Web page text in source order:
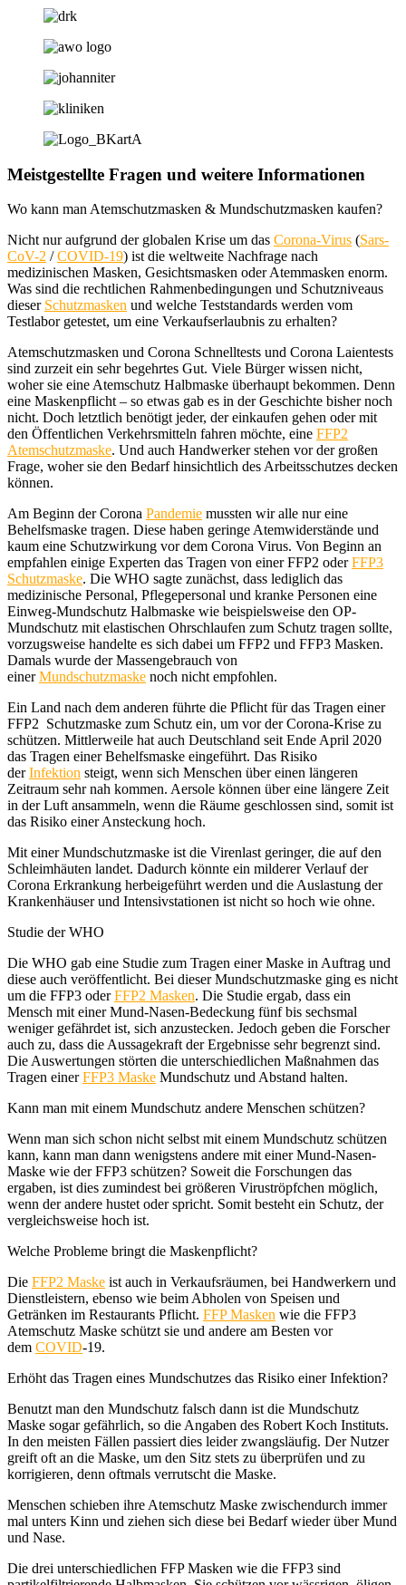
Meistgestellte Fragen und weitere Informationen
Wo kann man Atemschutzmasken & Mundschutzmasken kaufen?
Nicht nur aufgrund der globalen Krise um das Corona-Virus (Sars-
CoV-2 /COVID-19) ist die weltweite Nachfrage nach
medizinischen Masken, Gesichtsmasken oder Atemmasken enorm.
Was sind die rechtlichen Rahmenbedingungen und Schutzniveaus
dieser Schutzmasken und welche Teststandards werden vom
Testlabor getestet, um eine Verkaufserlaubnis zu erhalten?
Atemschutzmasken und Corona Schnelltests und Corona Laientests
sind zurzeit ein sehr begehrtes Gut. Viele Bürger wissen nicht,
woher sie eine Atemschutz Halbmaske überhaupt bekommen. Denn
eine Maskenpflicht – so etwas gab es in der Geschichte bisher noch
nicht. Doch letztlich benötigt jeder, der einkaufen gehen oder mit
den Öffentlichen Verkehrsmitteln fahren möchte, eine FFP2
Atemschutzmaske. Und auch Handwerker stehen vor der großen
Frage, woher sie den Bedarf hinsichtlich des Arbeitsschutzes decken
können.
Am Beginn der Corona Pandemie mussten wir alle nur eine
Behelfsmaske tragen. Diese haben geringe Atemwiderstände und
kaum eine Schutzwirkung vor dem Corona Virus. Von Beginn an
empfahlen einige Experten das Tragen von einer FFP2 oderFFP3
Schutzmaske. Die WHO sagte zunächst, dass lediglich das
medizinische Personal, Pflegepersonal und kranke Personen eine
Einweg-Mundschutz Halbmaske wie beispielsweise den OP-
Mundschutz mit elastischen Ohrschlaufen zum Schutz tragen sollte,
vorzugsweise handelte es sich dabei um FFP2 und FFP3 Masken.
Damals wurde der Massengebrauch von
einerMundschutzmaske noch nicht empfohlen.
Ein Land nach dem anderen führte die Pflicht für das Tragen einer
FFP2 Schutzmaske zum Schutz ein, um vor der Corona-Krise zu
schützen. Mittlerweile hat auch Deutschland seit Ende April 2020
das Tragen einer Behelfsmaske eingeführt. Das Risiko
derInfektion steigt, wenn sich Menschen über einen längeren
Zeitraum sehr nah kommen. Aersole können über eine längere Zeit
in der Luft ansammeln, wenn die Räume geschlossen sind, somit ist
das Risiko einer Ansteckung hoch.
Mit einer Mundschutzmaske ist die Virenlast geringer, die auf den
Schleimhäuten landet. Dadurch könnte ein milderer Verlauf der
Corona Erkrankung herbeigeführt werden und die Auslastung der
Krankenhäuser und Intensivstationen ist nicht so hoch wie ohne.
Studie der WHO
Die WHO gab eine Studie zum Tragen einer Maske in Auftrag und
diese auch veröffentlicht. Bei dieser Mundschutzmaske ging es nicht
um die FFP3 oderFFP2 Masken. Die Studie ergab, dass ein
Mensch mit einer Mund-Nasen-Bedeckung fünf bis sechsmal
weniger gefährdet ist, sich anzustecken. Jedoch geben die Forscher
auch zu, dass die Aussagekraft der Ergebnisse sehr begrenzt sind.
Die Auswertungen störten die unterschiedlichen Maßnahmen das
Tragen einerFFP3 Maske Mundschutz und Abstand halten.
Kann man mit einem Mundschutz andere Menschen schützen?
Wenn man sich schon nicht selbst mit einem Mundschutz schützen
kann, kann man dann wenigstens andere mit einer Mund-Nasen-
Maske wie der FFP3 schützen? Soweit die Forschungen das
ergaben, ist dies zumindest bei größeren Viruströpfchen möglich,
wenn der andere hustet oder spricht. Somit besteht ein Schutz, der
vergleichsweise hoch ist.
Welche Probleme bringt die Maskenpflicht?
Die FFP2 Maske ist auch in Verkaufsräumen, bei Handwerkern und
Dienstleistern, ebenso wie beim Abholen von Speisen und
Getränken im Restaurants Pflicht. FFP Masken wie die FFP3
Atemschutz Maske schützt sie und andere am Besten vor
dem COVID-19.
Erhöht das Tragen eines Mundschutzes das Risiko einer Infektion?
Benutzt man den Mundschutz falsch dann ist die Mundschutz
Maske sogar gefährlich, so die Angaben des Robert Koch Instituts.
In den meisten Fällen passiert dies leider zwangsläufig. Der Nutzer
greift oft an die Maske, um den Sitz stets zu überprüfen und zu
korrigieren, denn oftmals verrutscht die Maske.
Menschen schieben ihre Atemschutz Maske zwischendurch immer
mal unters Kinn und ziehen sich diese bei Bedarf wieder über Mund
und Nase.
Die drei unterschiedlichen FFP Masken wie die FFP3 sind